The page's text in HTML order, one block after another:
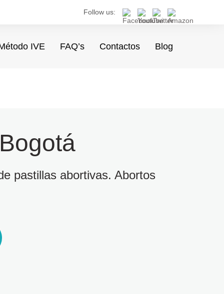
Follow us:
IVE FAQ’s Contactos Blog
pastillas abortivas. Abortos